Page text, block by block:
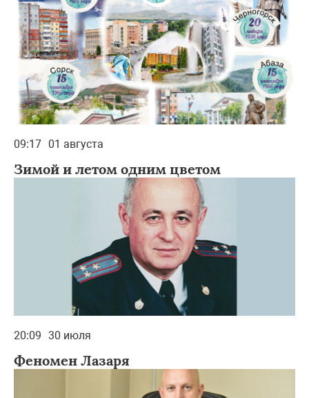
09:17 01 августа
Зимой и летом одним цветом
20:09 30 июля
Феномен Лазаря